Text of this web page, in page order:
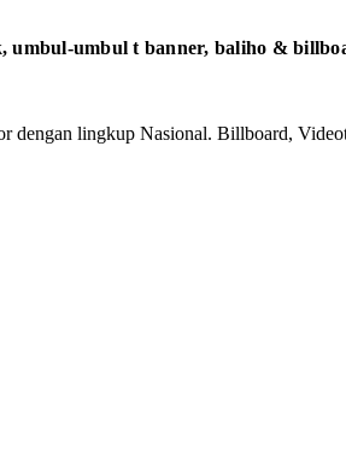
umbul t banner, baliho &
dengan lingkup Nasional. Billboard,